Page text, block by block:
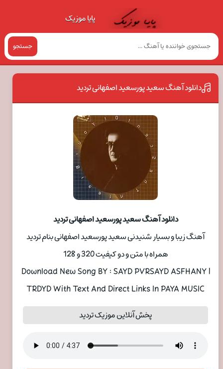
پایا موزیک
جستجو
دانلود آهنگ سعید پورسعید اصفهانی تردید
دانلود آهنگ سعید پورسعید اصفهانی تردید
آهنگ زیبا و بسیار شنیدنی سعید پورسعید اصفهانی بنام تردید
همراه با متن و دو کیفیت 320 و 128
Download New Song BY : SAYD PVRSAYD ASFHANY |
TRDYD With Text And Direct Links In PAYA MUSIC
پخش آنلاین موزیک تردید